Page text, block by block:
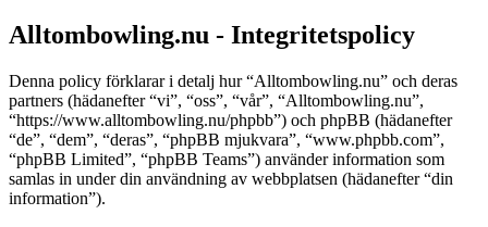
Alltombowling.nu - Integritetspolicy
Denna policy förklarar i detalj hur “Alltombowling.nu” och deras
partners (hädanefter “vi”, “oss”, “vår”, “Alltombowling.nu”,
“https://www.alltombowling.nu/phpbb”) och phpBB (hädanefter
“de”, “dem”, “deras”, “phpBB mjukvara”, “www.phpbb.com”,
“phpBB Limited”, “phpBB Teams”) använder information som
samlas in under din användning av webbplatsen (hädanefter “din
information”).